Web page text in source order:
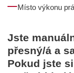
Místo výkonu
Jste
přesný/á a
Pokud jste